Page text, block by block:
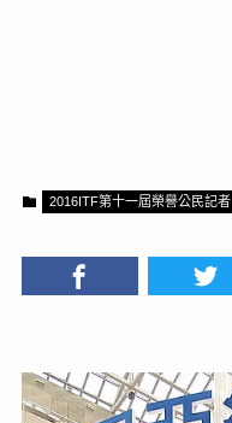
2016ITF第十一屆榮譽公民記者